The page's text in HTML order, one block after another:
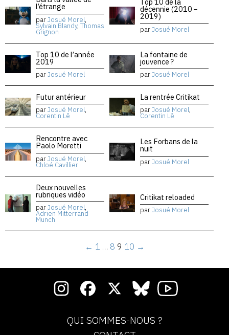
l’étrange
parJosué Morel,
Sylvain Blandy, Thomas
Grignon
décennie (2010 –
2019)
parJosué Morel
Top 10 de l’année
2019
parJosué Morel
La fontaine de
jouvence ?
parJosué Morel
Futur antérieur
parJosué Morel,
Corentin Lê
La rentrée Critikat
parJosué Morel,
Corentin Lê
Rencontre avec
Paolo Moretti
parJosué Morel,
Chloé Cavillier
Les Forbans de la
nuit
parJosué Morel
Deux nouvelles
rubriques vidéo
parJosué Morel,
Adrien Mitterrand
Munch
Critikat reloaded
parJosué Morel
← 1 … 8 9 10 →
QUI SOMMES-NOUS ?